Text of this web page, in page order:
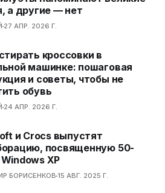
а другие — нет
27 АПР. 2026 Г.
кроссовки в
машинке: пошаговая
и советы, чтобы не
обувь
24 АПР. 2026 Г.
и Crocs выпустят
посвященную 50-
XP
БОРИСЕНКОВ 15 АВГ. 2025 Г.